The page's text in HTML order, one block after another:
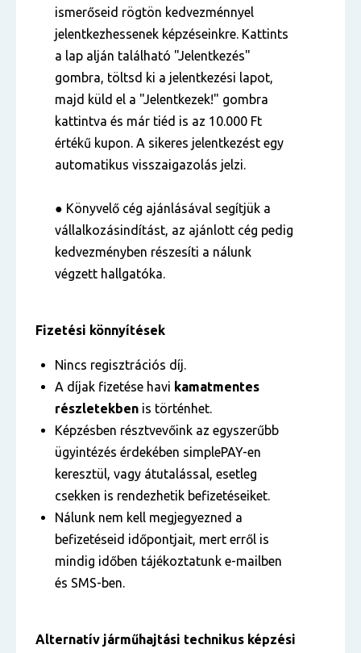
ismerőseid rögtön kedvezménnyel
jelentkezhessenek képzéseinkre. Kattints
a lap alján található "Jelentkezés"
gombra, töltsd ki a jelentkezési lapot,
majd küld el a "Jelentkezek!" gombra
kattintva és már tiéd is az 10.000 Ft
értékű kupon. A sikeres jelentkezést egy
automatikus visszaigazolás jelzi.
● Könyvelő cég ajánlásával segítjük a
vállalkozásindítást, az ajánlott cég pedig
kedvezményben részesíti a nálunk
végzett hallgatóka.
Fizetési könnyítések
Nincs regisztrációs díj.
A díjak fizetése havi kamatmentes
részletekben is történhet.
Képzésben résztvevőink az egyszerűbb
ügyintézés érdekében simplePAY-en
keresztül, vagy átutalással, esetleg
csekken is rendezhetik befizetéseiket.
Nálunk nem kell megjegyezned a
befizetéseid időpontjait, mert erről is
mindig időben tájékoztatunk e-mailben
és SMS-ben.
Alternatív járműhajtási technikus képzési